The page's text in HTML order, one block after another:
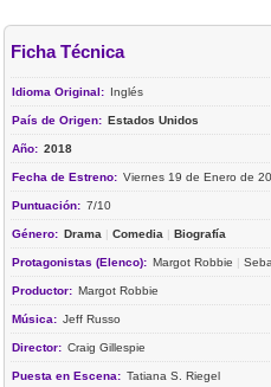
Ficha Técnica
Idioma Original: Inglés
País de Origen: Estados Unidos
Año: 2018
Fecha de Estreno: Viernes 19 de Enero de
Puntuación: 7/10
Género: Drama | Comedia | Biografía
Protagonistas (Elenco): Margot Robbie |
Productor: Margot Robbie
Música: Jeff Russo
Director: Craig Gillespie
Puesta en Escena: Tatiana S. Riegel